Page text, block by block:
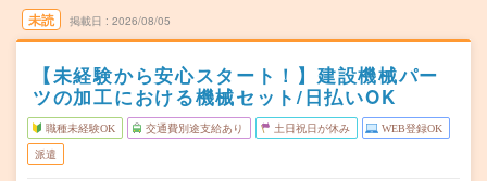
未読 掲載日 2026/08/05
【未経験から安心スタート！】建設機械パー
ツの加工における機械セット/日払いOK
職種未経験OK 交通費別途支給あり 土日祝日が休み WEB登録OK
派遣